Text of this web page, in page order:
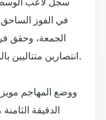
الجمعة، وحقق
انتصارين متتاليين بالدوري الإيطالي لأول مرة هذا الموسم.
ووضع المهاجم
الدقيقة